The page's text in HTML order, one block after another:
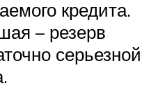
кредита.
– резерв
серьезной